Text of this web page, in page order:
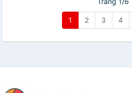
1 2 3 4